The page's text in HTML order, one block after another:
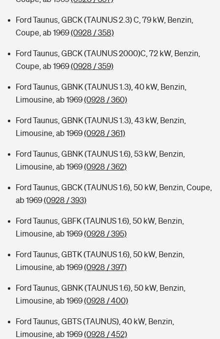
Ford Taunus, GBCK (TAUNUS 2.3) C, 79 kW, Benzin,
Coupe, ab 1969(0928 / 358)
Ford Taunus, GBCK (TAUNUS 2000)C, 72 kW, Benzin,
Coupe, ab 1969(0928 / 359)
Ford Taunus, GBNK (TAUNUS 1.3), 40 kW, Benzin,
Limousine, ab 1969(0928 / 360)
Ford Taunus, GBNK (TAUNUS 1.3), 43 kW, Benzin,
Limousine, ab 1969(0928 / 361)
Ford Taunus, GBNK (TAUNUS 1.6), 53 kW, Benzin,
Limousine, ab 1969(0928 / 362)
Ford Taunus, GBCK (TAUNUS 1.6), 50 kW, Benzin, Coupe,
ab 1969(0928 / 393)
Ford Taunus, GBFK (TAUNUS 1.6), 50 kW, Benzin,
Limousine, ab 1969(0928 / 395)
Ford Taunus, GBTK (TAUNUS 1.6), 50 kW, Benzin,
Limousine, ab 1969(0928 / 397)
Ford Taunus, GBNK (TAUNUS 1.6), 50 kW, Benzin,
Limousine, ab 1969(0928 / 400)
Ford Taunus, GBTS (TAUNUS), 40 kW, Benzin,
Limousine, ab 1969(0928 / 452)